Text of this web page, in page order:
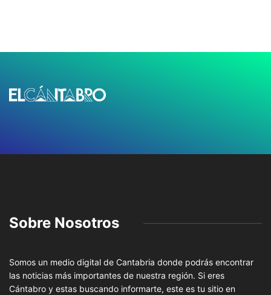
Sobre Nosotros
Somos un medio digital de Cantabria donde podrás encontrar
las noticias más importantes de nuestra región. Si eres
Cántabro y estas buscando informarte, este es tu sitio en